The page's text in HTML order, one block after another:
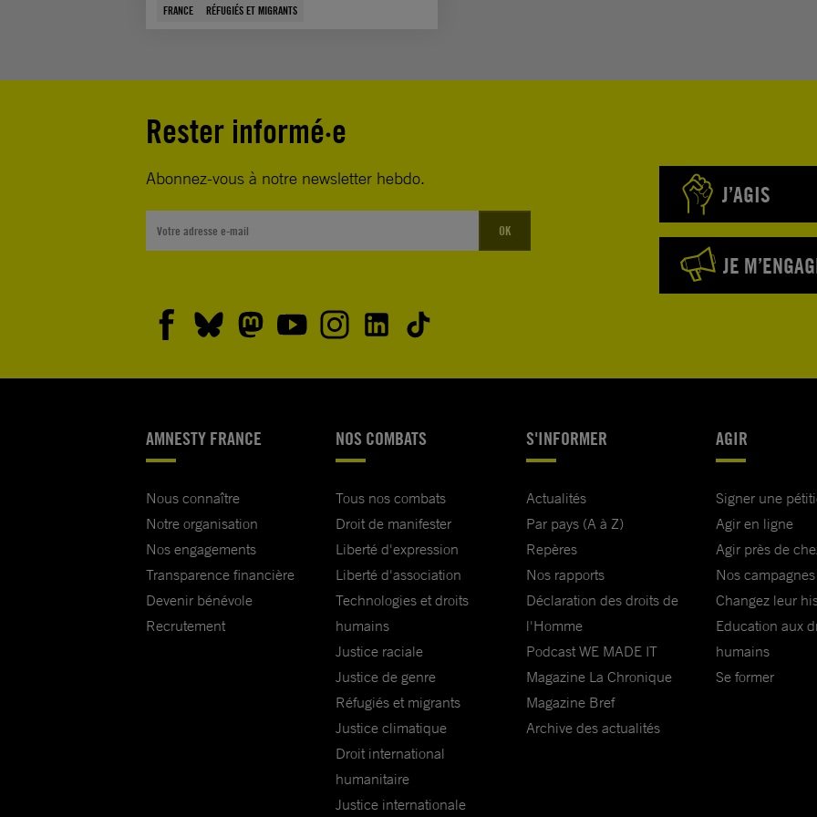
FRANCE RÉFUGIÉS ET MIGRANTS
Rester informé·e
Abonnez-vous à notre newsletter hebdo.
OK
J’AGIS
JE
AMNESTY FRANCE
Nous connaître
Notre organisation
Nos engagements
Transparence financière
Devenir bénévole
Recrutement
NOS COMBATS
Tous nos combats
Droit de manifester
Liberté d'expression
Liberté d'association
Technologies et droits
humains
Justice raciale
Justice de genre
Réfugiés et migrants
Justice climatique
Droit international
humanitaire
Justice internationale
S'INFORMER
Actualités
Par pays (A à Z)
Repères
Nos rapports
Déclaration des droits de
l'Homme
Podcast WE MADE IT
Magazine La Chronique
Magazine Bref
Archive des actualités
AGIR
Signer une
Agir en ligne
Agir près de
Nos campagnes
Changez leur
Education aux
humains
Se former